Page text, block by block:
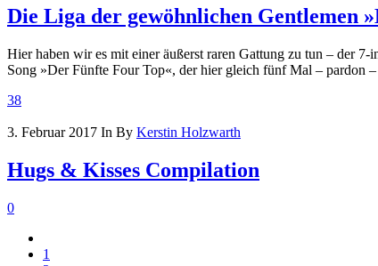
Die Liga der gewöhnlichen Gentlemen
Hier haben wir es mit einer äußerst raren Gattung zu tun – der
Song »Der Fünfte Four Top«, der hier gleich fünf Mal – pardon –
38
3. Februar 2017 In By Kerstin Holzwarth
Hugs & Kisses Compilation
0
1